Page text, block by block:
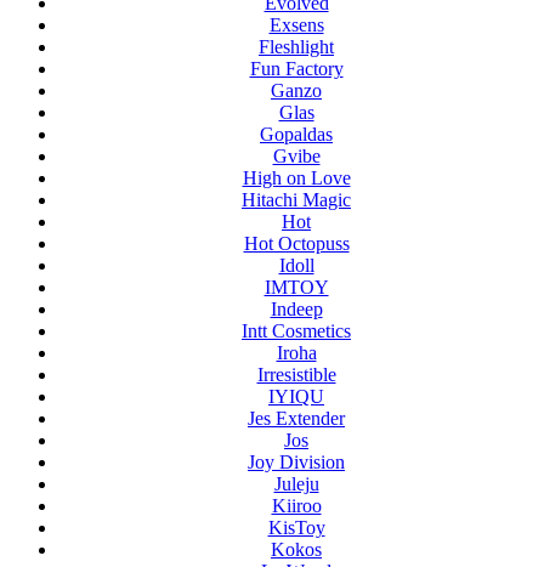
Exsens
Fleshlight
Fun Factory
Ganzo
Glas
Gopaldas
Gvibe
High on Love
Hitachi Magic
Hot
Hot Octopuss
Idoll
IMTOY
Indeep
Intt Cosmetics
Iroha
Irresistible
IYIQU
Jes Extender
Jos
Joy Division
Juleju
Kiiroo
KisToy
Kokos